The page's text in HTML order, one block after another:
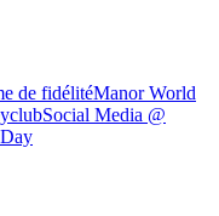
de fidélitéManor World
Social Media @